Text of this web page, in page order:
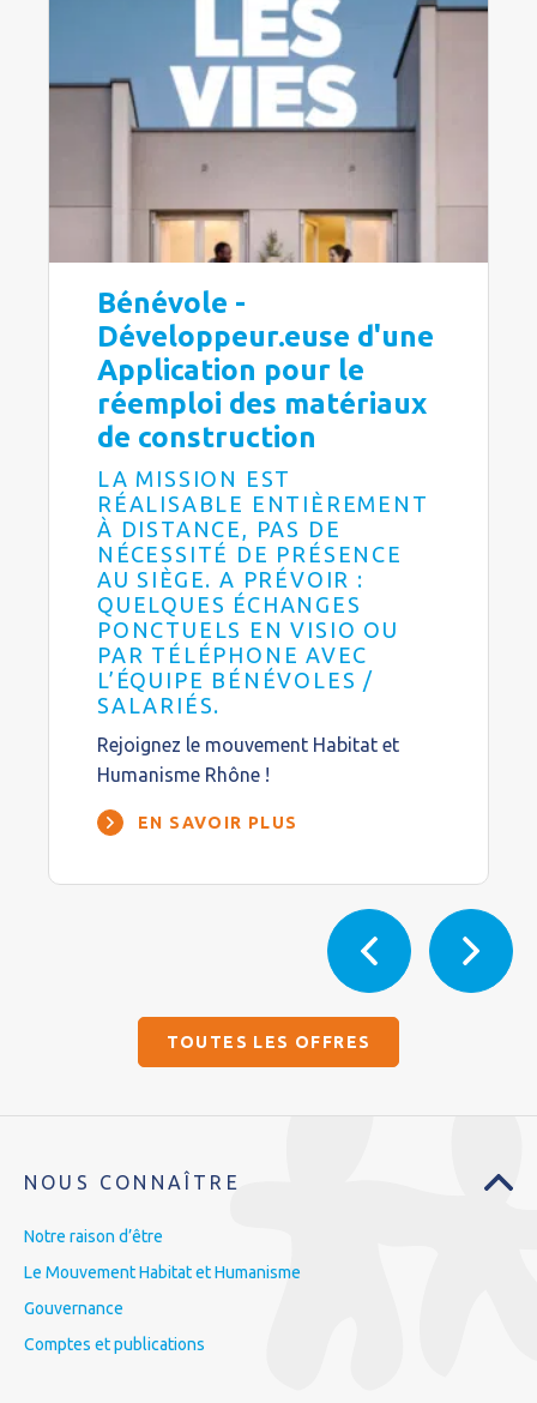
Bénévole -
Développeur.euse d'une
Application pour le
réemploi des matériaux
de construction
LA MISSION EST
RÉALISABLE ENTIÈREMENT
À DISTANCE, PAS DE
NÉCESSITÉ DE PRÉSENCE
AU SIÈGE. A PRÉVOIR :
QUELQUES ÉCHANGES
PONCTUELS EN VISIO OU
PAR TÉLÉPHONE AVEC
L’ÉQUIPE BÉNÉVOLES /
SALARIÉS.
Rejoignez le mouvement Habitat et
Humanisme Rhône !
EN SAVOIR PLUS
TOUTES LES OFFRES
NOUS CONNAÎTRE
Notre raison d’être
Le Mouvement Habitat et Humanisme
Gouvernance
Comptes et publications